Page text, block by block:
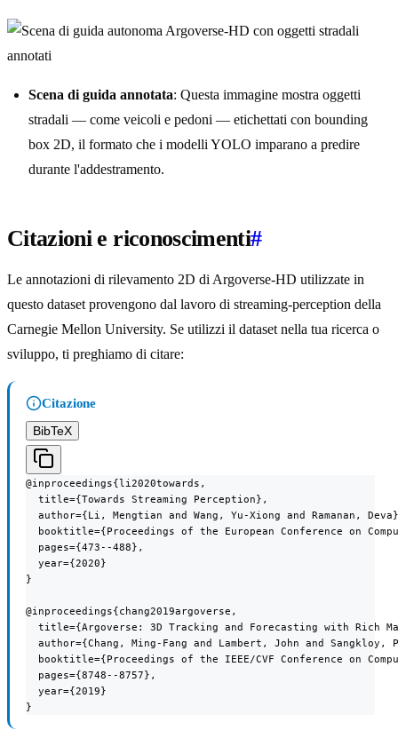
Scena di guida annotata: Questa immagine mostra oggetti
stradali — come veicoli e pedoni — etichettati con bounding
box 2D, il formato che i modelli YOLO imparano a predire
durante l'addestramento.
Citazioni e riconoscimenti#
Le annotazioni di rilevamento 2D di Argoverse-HD utilizzate in
questo dataset provengono dal lavoro di streaming-perception della
Carnegie Mellon University. Se utilizzi il dataset nella tua ricerca o
sviluppo, ti preghiamo di citare:
Citazione
BibTeX
@inproceedings{li2020towards,
  title={Towards Streaming Perception},
author={Li, Mengtian and Wang, Yu-Xiong and Ramanan,
booktitle={Proceedings of the European Conference on
  pages={473--488},
  year={2020}
}
@inproceedings{chang2019argoverse,
title={Argoverse: 3D Tracking and Forecasting with Rich
author={Chang, Ming-Fang and Lambert, John and Sangkloy,
booktitle={Proceedings of the IEEE/CVF Conference on
  pages={8748--8757},
  year={2019}
}